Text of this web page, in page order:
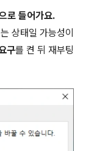
로 들어가요.
상태일 가능성이
구를 켠 뒤 재부팅